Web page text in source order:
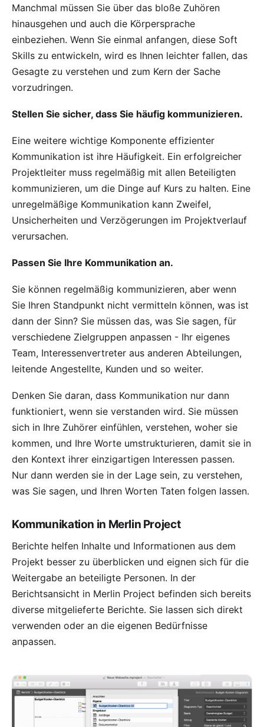
Manchmal müssen Sie über das bloße Zuhören
hinausgehen und auch die Körpersprache
einbeziehen. Wenn Sie einmal anfangen, diese Soft
Skills zu entwickeln, wird es Ihnen leichter fallen, das
Gesagte zu verstehen und zum Kern der Sache
vorzudringen.
Stellen Sie sicher, dass Sie häufig kommunizieren.
Eine weitere wichtige Komponente effizienter
Kommunikation ist ihre Häufigkeit. Ein erfolgreicher
Projektleiter muss regelmäßig mit allen Beteiligten
kommunizieren, um die Dinge auf Kurs zu halten. Eine
unregelmäßige Kommunikation kann Zweifel,
Unsicherheiten und Verzögerungen im Projektverlauf
verursachen.
Passen Sie Ihre Kommunikation an.
Sie können regelmäßig kommunizieren, aber wenn
Sie Ihren Standpunkt nicht vermitteln können, was ist
dann der Sinn? Sie müssen das, was Sie sagen, für
verschiedene Zielgruppen anpassen - Ihr eigenes
Team, Interessenvertreter aus anderen Abteilungen,
leitende Angestellte, Kunden und so weiter.
Denken Sie daran, dass Kommunikation nur dann
funktioniert, wenn sie verstanden wird. Sie müssen
sich in Ihre Zuhörer einfühlen, verstehen, woher sie
kommen, und Ihre Worte umstrukturieren, damit sie in
den Kontext ihrer einzigartigen Interessen passen.
Nur dann werden sie in der Lage sein, zu verstehen,
was Sie sagen, und Ihren Worten Taten folgen lassen.
Kommunikation in Merlin Project
Berichte helfen Inhalte und Informationen aus dem
Projekt besser zu überblicken und eignen sich für die
Weitergabe an beteiligte Personen. In der
Berichtsansicht in Merlin Project befinden sich bereits
diverse mitgelieferte Berichte. Sie lassen sich direkt
verwenden oder an die eigenen Bedürfnisse
anpassen.